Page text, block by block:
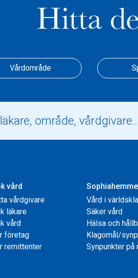
Hitta
Vårdområde
vård
vårdgivare
läkare
vård
företag
remittenter
Vård i
Säker vård
Hälsa och
Klagomål/
Synpunkter